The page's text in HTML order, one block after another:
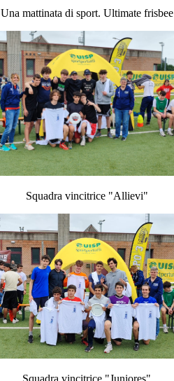
Una mattinata di sport. Ultimate frisbee
Squadra vincitrice "Allievi"